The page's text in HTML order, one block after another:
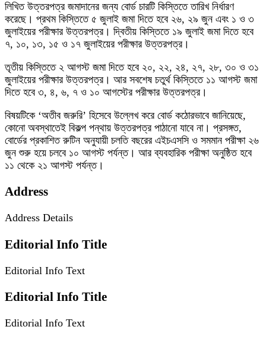
লিখিত উত্তরপত্র জমাদানের জন্য বোর্ড চারটি কিস্তিতে তারিখ নির্ধারণ
করেছে। প্রথম কিস্তিতে ৫ জুলাই জমা দিতে হবে ২৬, ২৯ জুন এবং ১ ও ৩
জুলাইয়ের পরীক্ষার উত্তরপত্র। দ্বিতীয় কিস্তিতে ১৯ জুলাই জমা দিতে হবে
৭, ১০, ১৩, ১৫ ও ১৭ জুলাইয়ের পরীক্ষার উত্তরপত্র।
তৃতীয় কিস্তিতে ২ আগস্ট জমা দিতে হবে ২০, ২২, ২৪, ২৭, ২৮, ৩০ ও ৩১
জুলাইয়ের পরীক্ষার উত্তরপত্র। আর সবশেষ চতুর্থ কিস্তিতে ১১ আগস্ট জমা
দিতে হবে ৩, ৪, ৬, ৭ ও ১০ আগস্টের পরীক্ষার উত্তরপত্র।
বিষয়টিকে ‘অতীব জরুরি’ হিসেবে উল্লেখ করে বোর্ড কঠোরভাবে জানিয়েছে,
কোনো অবস্থাতেই বিকল্প পন্থায় উত্তরপত্র পাঠানো যাবে না। প্রসঙ্গত,
বোর্ডের প্রকাশিত রুটিন অনুযায়ী চলতি বছরের এইচএসসি ও সমমান পরীক্ষা ২৬
জুন শুরু হয়ে চলবে ১০ আগস্ট পর্যন্ত। আর ব্যবহারিক পরীক্ষা অনুষ্ঠিত হবে
১১ থেকে ২১ আগস্ট পর্যন্ত।
Address
Address Details
Editorial Info Title
Editorial Info Text
Editorial Info Title
Editorial Info Text